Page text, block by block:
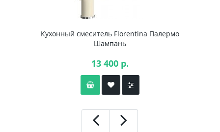
Кухонный смеситель Florentina Палермо
Шампань
13 400 р.